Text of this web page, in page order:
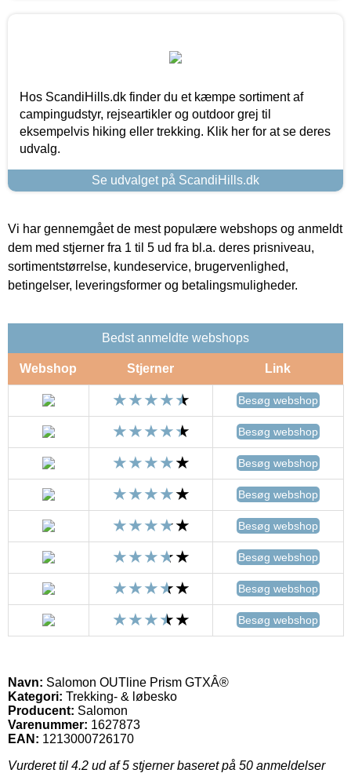
Hos ScandiHills.dk finder du et kæmpe sortiment af
campingudstyr, rejseartikler og outdoor grej til
eksempelvis hiking eller trekking. Klik her for at se deres
udvalg.
Se udvalget på ScandiHills.dk
Vi har gennemgået de mest populære webshops og anmeldt
dem med stjerner fra 1 til 5 ud fra bl.a. deres prisniveau,
sortimentstørrelse, kundeservice, brugervenlighed,
betingelser, leveringsformer og betalingsmuligheder.
Bedst anmeldte webshops
Webshop Stjerner Link
Besøg webshop
Besøg webshop
Besøg webshop
Besøg webshop
Besøg webshop
Besøg webshop
Besøg webshop
Besøg webshop
Navn: Salomon OUTline Prism GTXÂ®
Kategori: Trekking- & løbesko
Producent: Salomon
Varenummer: 1627873
EAN: 1213000726170
Vurderet til 4.2 ud af 5 stjerner baseret på 50 anmeldelser